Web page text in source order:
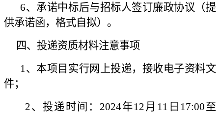
6、承诺中标后与招标人签订廉政协议（提
供承诺函，格式自拟）。
四、投递资质材料注意事项
1、本项目实行网上投递，接收电子资料文
件；
2、投递时间：2024年12月11日17:00至